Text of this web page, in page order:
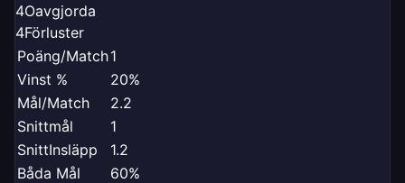
4Oavgjorda
4Förluster
Poäng/Match1
Vinst %
20%
Mål/Match
2.2
Snittmål
1
SnittInsläpp
1.2
Båda Mål
60%